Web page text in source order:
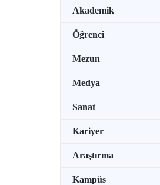
Akademik
Öğrenci
Mezun
Medya
Sanat
Kariyer
Araştırma
Kampüs